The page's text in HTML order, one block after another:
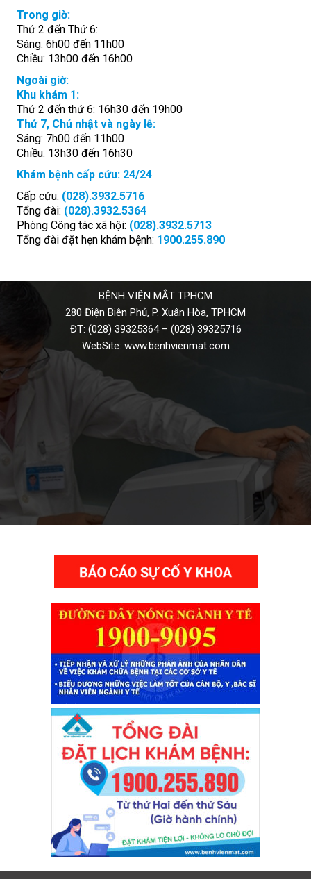
Trong giờ:
Thứ 2 đến Thứ 6:
Sáng: 6h00 đến 11h00
Chiều: 13h00 đến 16h00
Ngoài giờ:
Khu khám 1:
Thứ 2 đến thứ 6: 16h30 đến 19h00
Thứ 7, Chủ nhật và ngày lễ:
Sáng: 7h00 đến 11h00
Chiều: 13h30 đến 16h30
Khám bệnh cấp cứu: 24/24
Cấp cứu: (028).3932.5716
Tổng đài: (028).3932.5364
Phòng Công tác xã hội: (028).3932.5713
Tổng đài đặt hẹn khám bệnh: 1900.255.890
BỆNH VIỆN MẮT TPHCM
280 Điện Biên Phủ, P. Xuân Hòa, TPHCM
ĐT: (028) 39325364– (028) 39325716
WebSite: www.benhvienmat.com